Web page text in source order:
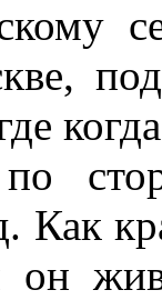
Как
он